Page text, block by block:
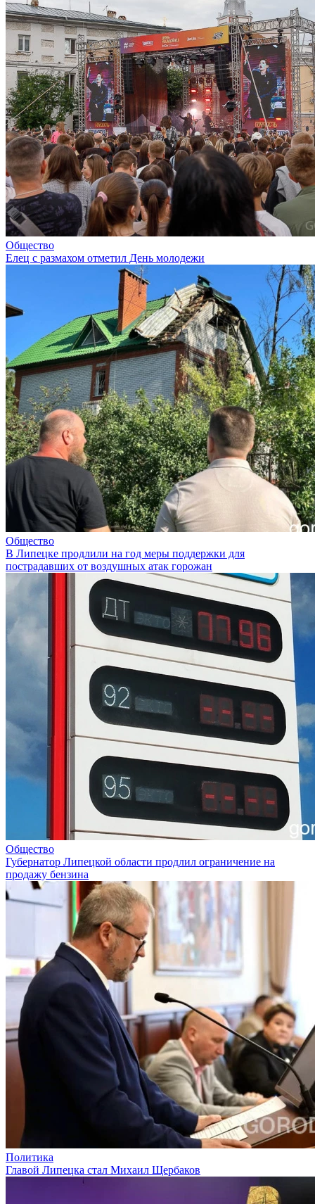
Общество
Елец с размахом отметил День молодежи
Общество
В Липецке продлили на год меры поддержки для
пострадавших от воздушных атак горожан
Общество
Губернатор Липецкой области продлил ограничение на
продажу бензина
Политика
Главой Липецка стал Михаил Щербаков